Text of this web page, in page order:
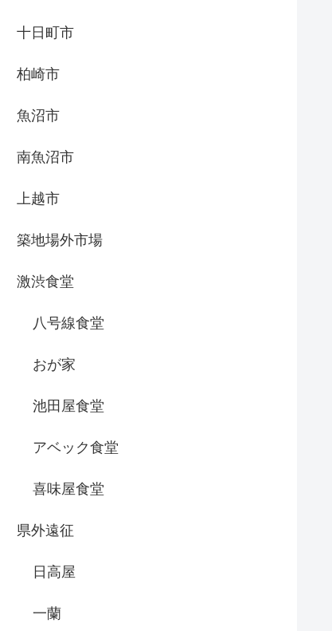
十日町市
柏崎市
魚沼市
南魚沼市
上越市
築地場外市場
激渋食堂
八号線食堂
おが家
池田屋食堂
アベック食堂
喜味屋食堂
県外遠征
日高屋
一蘭